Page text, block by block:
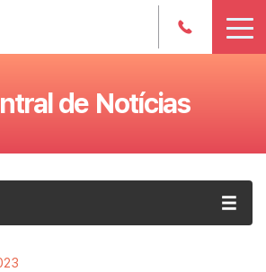
de Notícias